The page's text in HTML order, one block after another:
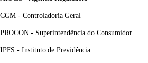
CGM - Controladoria Geral
PROCON - Superintendência do Consumidor
IPFS - Instituto de Previdência